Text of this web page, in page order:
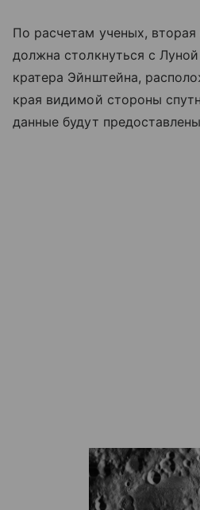
По расчетам ученых, вторая
должна столкнуться с
кратера Эйнштейна,
края видимой стороны
данные будут